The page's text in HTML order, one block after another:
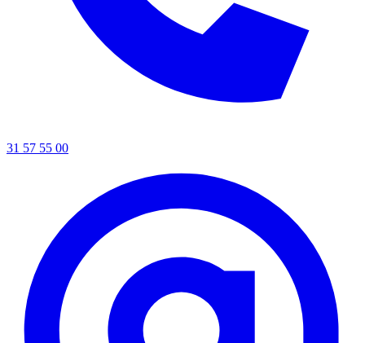
31 57 55 00